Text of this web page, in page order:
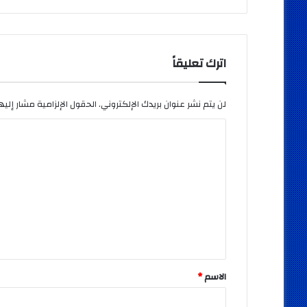
اترك تعليقاً
لن يتم نشر عنوان بريدك الإلكتروني.الحقول الإلزامية مشار
*
الاسم*